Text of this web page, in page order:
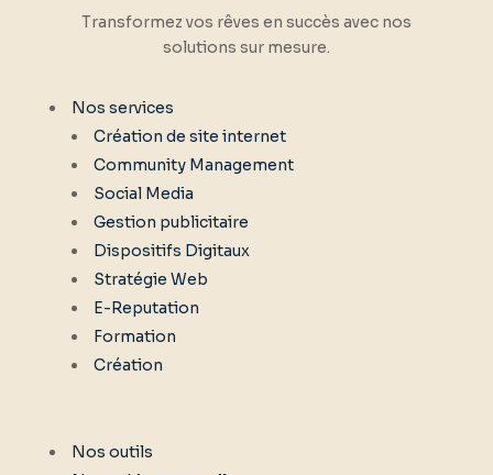
Transformez vos rêves en succès avec nos
solutions sur mesure.
Nos services
Création de site internet
Community Management
Social Media
Gestion publicitaire
Dispositifs Digitaux
Stratégie Web
E-Reputation
Formation
Création
Nos outils